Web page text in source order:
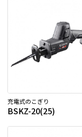
充電式のこぎり
BSKZ-20(25)